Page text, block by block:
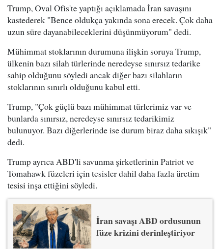
Trump, Oval Ofis'te yaptığı açıklamada İran savaşını
kastederek "Bence oldukça yakında sona erecek. Çok daha
uzun süre dayanabileceklerini düşünmüyorum" dedi.
Mühimmat stoklarının durumuna ilişkin soruya Trump,
ülkenin bazı silah türlerinde neredeyse sınırsız tedarike
sahip olduğunu söyledi ancak diğer bazı silahların
stoklarının sınırlı olduğunu kabul etti.
Trump, "Çok güçlü bazı mühimmat türlerimiz var ve
bunlarda sınırsız, neredeyse sınırsız tedarikimiz
bulunuyor. Bazı diğerlerinde ise durum biraz daha sıkışık"
dedi.
Trump ayrıca ABD'li savunma şirketlerinin Patriot ve
Tomahawk füzeleri için tesisler dahil daha fazla üretim
tesisi inşa ettiğini söyledi.
İran savaşı ABD ordusunun
füze krizini derinleştiriyor